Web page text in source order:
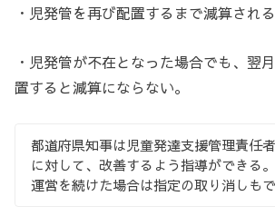
・児発管を再び配置するまで減算される
・児発管が不在となった場合でも、翌
置すると減算にならない。
都道府県知事は児童発達支援管理責任
に対して、改善するよう指導ができる
運営を続けた場合は指定の取り消しもで